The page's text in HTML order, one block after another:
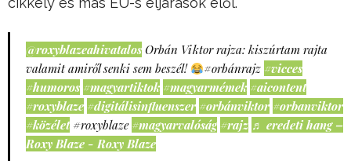
@roxyblazeahivatalos Orbán Viktor rajza: kiszúrtam rajta
valamit amiről senki sem beszél!
#orbánrajz #vicces
#humoros #magyartiktok #magyarmémek #aicontent
#roxyblaze #digitálisinfluenszer #orbánviktor #orbanviktor
#közélet #roxyblaze #magyarvalóság #rajz ♬ eredeti hang –
Roxy Blaze - Roxy Blaze